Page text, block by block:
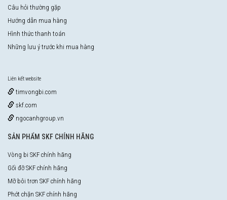
Câu hỏi thường gặp
Hướng dẫn mua hàng
Hình thức thanh toán
Những lưu ý trước khi mua hàng
Liên kết website
timvongbi.com
skf.com
ngocanhgroup.vn
SẢN PHẨM SKF CHÍNH HÃNG
Vòng bi SKF chính hãng
Gối đỡ SKF chính hãng
Mỡ bôi trơn SKF chính hãng
Phớt chặn SKF chính hãng